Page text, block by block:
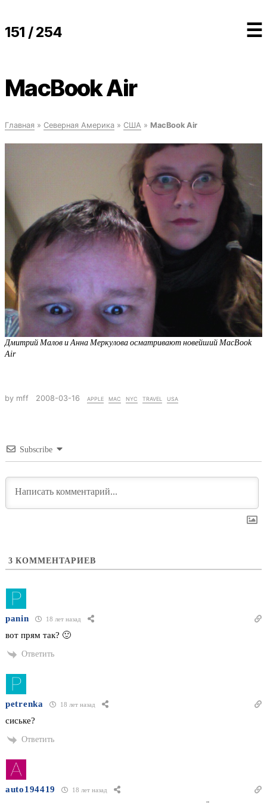
151 / 254 ☰
MacBook Air
Главная » Северная Америка » США » MacBook Air
Дмитрий Малов и Анна Меркулова осматривают новейший MacBook
Air
by mff 2008-03-16 apple mac nyc travel usa
Subscribe
3 КОММЕНТАРИЕВ
panin 18 лет назад
вот прям так? 🙂
Ответить
petrenka 18 лет назад
сиське?
Ответить
auto194419 18 лет назад